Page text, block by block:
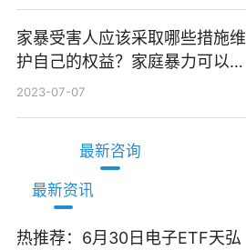
家暴受害人应该采取哪些措施维
护自己的权益？家庭暴力可以诉
讼离婚吗？
2023-07-07
最新咨询
最新资讯
热推荐：6月30日电子ETF天弘